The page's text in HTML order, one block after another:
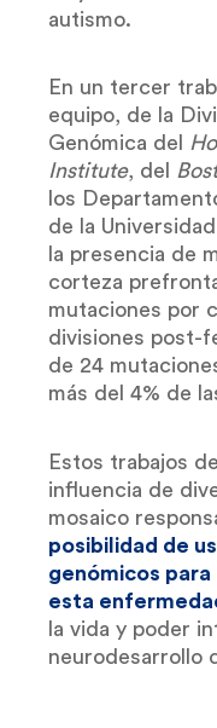
autismo.
En un tercer
equipo, de la
Genómica del
Institute, del
los
de la
la presencia de
corteza
mutaciones por
divisiones post-
de 24
más del 4% de
Estos trabajos
influencia de
mosaico
posibilidad de
genómicos
esta
la vida y poder
neurodesarrollo